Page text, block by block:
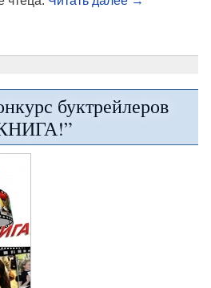
буктрейлеров